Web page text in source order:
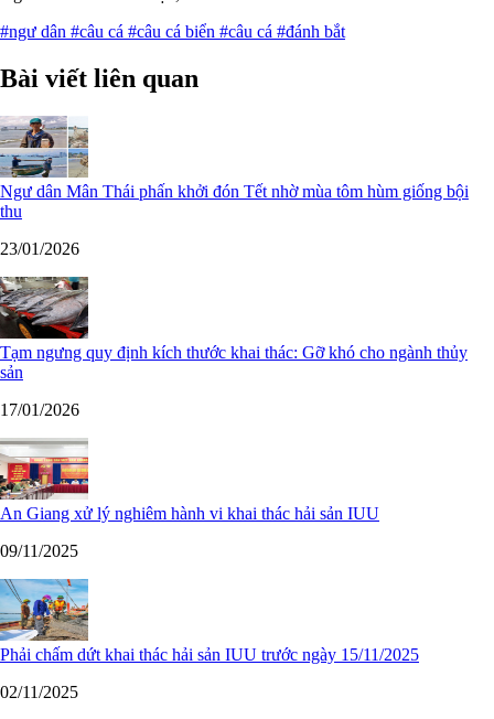
#ngư dân #câu cá #câu cá biển #câu cá #đánh bắt
Bài viết liên quan
Ngư dân Mân Thái phấn khởi đón Tết nhờ mùa tôm hùm giống bội
thu
23/01/2026
Tạm ngưng quy định kích thước khai thác: Gỡ khó cho ngành thủy
sản
17/01/2026
An Giang xử lý nghiêm hành vi khai thác hải sản IUU
09/11/2025
Phải chấm dứt khai thác hải sản IUU trước ngày 15/11/2025
02/11/2025